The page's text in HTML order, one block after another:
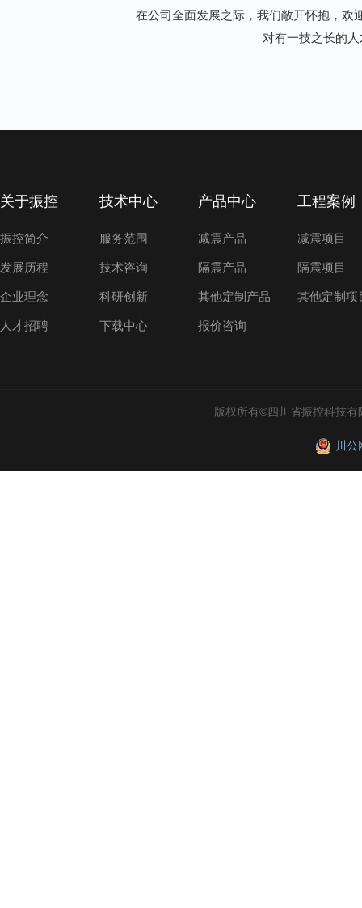
在公司全面发展之际，我们敞开怀抱，欢
对有一技之长的
关于振控
振控简介
发展历程
企业理念
人才招聘
技术中心
服务范围
技术咨询
科研创新
下载中心
产品中心
减震产品
隔震产品
其他定制产品
报价咨询
工程案例
减震项目
隔震项目
其他定制项
版权所有©四川省振控科技
川